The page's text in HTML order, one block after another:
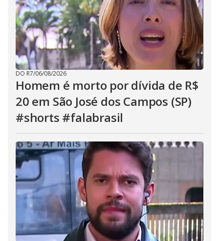
DO R7/06/08/2026
Homem é morto por dívida de R$
20 em São José dos Campos (SP)
#shorts #falabrasil